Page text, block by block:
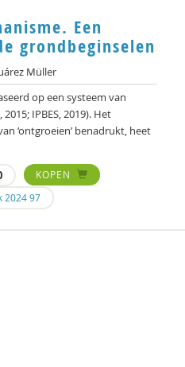
Een
grondbeginselen
Müller
op een systeem van
IPBES, 2019). Het
‘ontgroeien’ benadrukt, heet
KOPEN
2024 97